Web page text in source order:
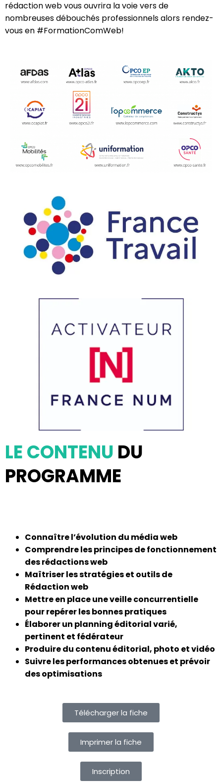
rédaction web vous ouvrira la voie vers de
nombreuses débouchés professionnels alors rendez-
vous en #FormationComWeb!
LE CONTENU DU
PROGRAMME
Connaître l’évolution du média web
Comprendre les principes de fonctionnement
des rédactions web
Maîtriser les stratégies et outils de
Rédaction web
Mettre en place une veille concurrentielle
pour repérer les bonnes pratiques
Élaborer un planning éditorial varié,
pertinent et fédérateur
Produire du contenu éditorial, photo et vidéo
Suivre les performances obtenues et prévoir
des optimisations
Télécharger la fiche
Imprimer la fiche
Inscription